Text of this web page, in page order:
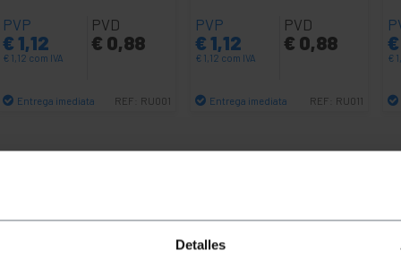
Detalles
PVP
€ 1,12
€ 1,12 com IVA
PVD
€ 0,88
Entrega imediata REF: RU001
PVP
€ 1,12
€ 1,12 com IVA
PVD
€ 0,88
Entrega imediata REF: RU011
€
€